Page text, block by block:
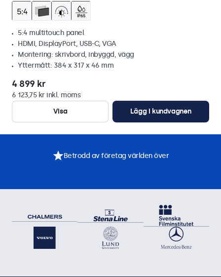
5:4 multitouch panel
HDMI, DisplayPort, USB-C, VGA
Montering: skrivbord, inbyggd, vägg
Yttermått: 384 x 317 x 46 mm
4 899 kr
6 123,75 kr inkl. moms
Visa
Lägg i kundvagnen
Betrodd av företag världen över